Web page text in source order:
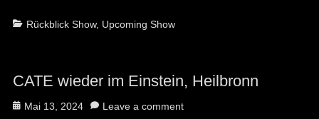
Categories
Rückblick Show, Upcoming Show
CATE wieder im Einstein, Heilbronn
Posted
Mai 13, 2024 Leave a comment